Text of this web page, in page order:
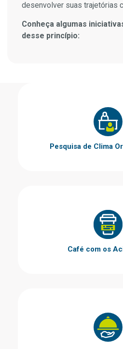
desenvolver suas trajetórias
Conheça algumas
desse princípio:
Pesquisa de Clima
Café com os